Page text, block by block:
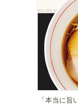
「本当に旨